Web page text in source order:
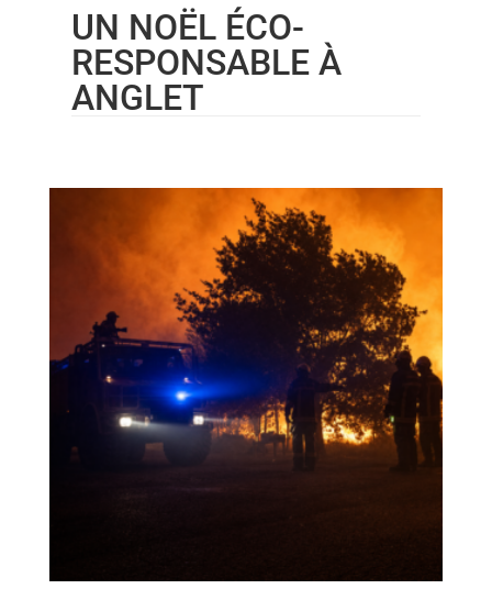
UN NOËL ÉCO-
RESPONSABLE À
ANGLET